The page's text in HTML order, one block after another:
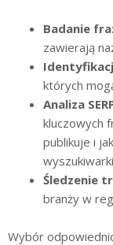
Badanie
zawierają
których
Analiza
kluczowych
publikuje i
Śledzenie
branży w
Wybór